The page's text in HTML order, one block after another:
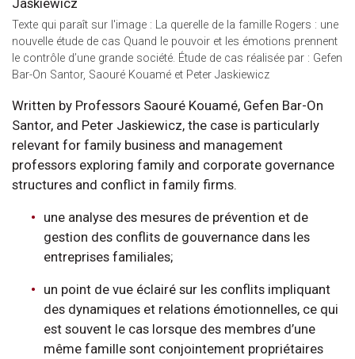
Texte qui paraît sur l'image : La querelle de la famille Rogers : une
nouvelle étude de cas Quand le pouvoir et les émotions prennent
le contrôle d’une grande société. Étude de cas réalisée par : Gefen
Bar-On Santor, Saouré Kouamé et Peter Jaskiewicz
Written by Professors Saouré Kouamé, Gefen Bar-On
Santor, and Peter Jaskiewicz, the case is particularly
relevant for family business and management
professors exploring family and corporate governance
structures and conflict in family firms.
une analyse des mesures de prévention et de
gestion des conflits de gouvernance dans les
entreprises familiales;
un point de vue éclairé sur les conflits impliquant
des dynamiques et relations émotionnelles, ce qui
est souvent le cas lorsque des membres d’une
même famille sont conjointement propriétaires